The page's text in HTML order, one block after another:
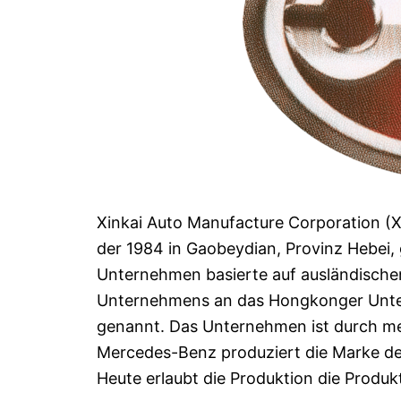
Xinkai Auto Manufacture Corporation
der 1984 in Gaobeydian, Provinz
Unternehmen basierte auf
Unternehmens an das Hongkonger
genannt. Das Unternehmen ist durch
Mercedes-Benz produziert die Marke
Heute erlaubt die Produktion die